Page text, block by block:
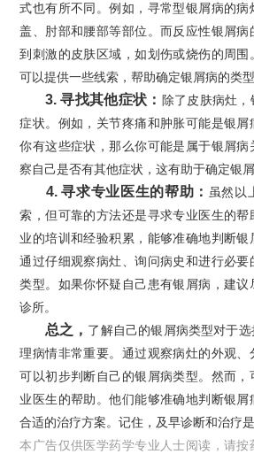
式也有所不同。例如，寻常型银屑病的
盖、肘部和腰部等部位。而反应性银屑
到刺激的皮肤区域，如划伤或烧伤的周
可以提供一些线索，帮助确定银屑病的类型
3. 寻找其他症状： 除了皮肤病灶
症状。例如，关节疼痛和肿胀可能是银
你有这些症状，那么你可能是属于银屑
察自己是否有其他症状，这有助于确定银屑
4. 寻求专业医生的帮助： 虽然以
索，但可靠的方法还是寻求专业医生的
业的培训和经验积累，能够准确地判断银
通过仔细观察病灶、询问病史和进行必
类型。如果你怀疑自己患有银屑病，建
诊所。
总之， 了解自己的银屑病类型对于
理病情非常重要。通过观察病灶的外观、
可以初步判断自己的银屑病类型。然而
业医生的帮助。他们能够准确地判断银
合适的治疗方案。记住，及早诊断和治疗
本广告仅供医学药学专业人士阅读，请